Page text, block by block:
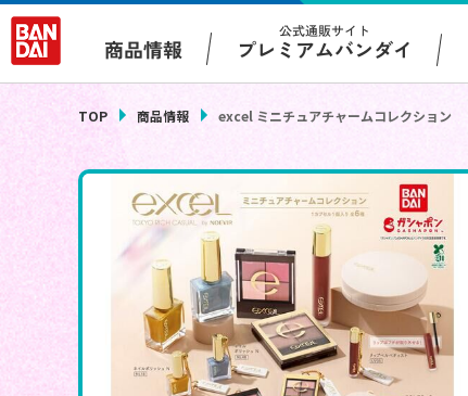
商品情報
公式通販サイト
プレミアムバンダイ
TOP 商品情報 excel ミニチュアチャームコレクション